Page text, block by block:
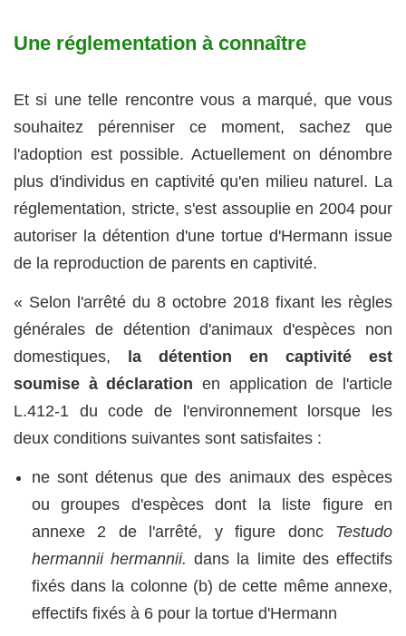
Une réglementation à connaître
Et si une telle rencontre vous a marqué, que vous
souhaitez pérenniser ce moment, sachez que
l'adoption est possible. Actuellement on dénombre
plus d'individus en captivité qu'en milieu naturel. La
réglementation, stricte, s'est assouplie en 2004 pour
autoriser la détention d'une tortue d'Hermann issue
de la reproduction de parents en captivité.
« Selon l'arrêté du 8 octobre 2018 fixant les règles
générales de détention d'animaux d'espèces non
domestiques, la détention en captivité est
soumise à déclaration en application de l'article
L.412-1 du code de l'environnement lorsque les
deux conditions suivantes sont satisfaites :
ne sont détenus que des animaux des espèces
ou groupes d'espèces dont la liste figure en
annexe 2 de l'arrêté, y figure donc Testudo
hermannii hermannii.dans la limite des effectifs
fixés dans la colonne (b) de cette même annexe,
effectifs fixés à 6 pour la tortue d'Hermann